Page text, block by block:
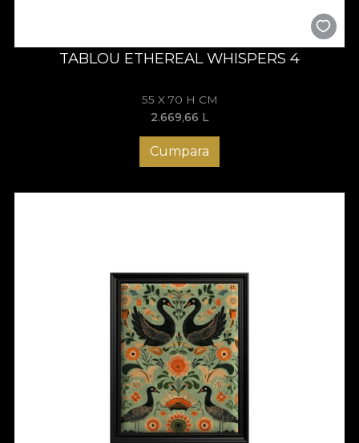
TABLOU ETHEREAL WHISPERS 4
55 X 70 H CM
2.669,66 L
Cumpara